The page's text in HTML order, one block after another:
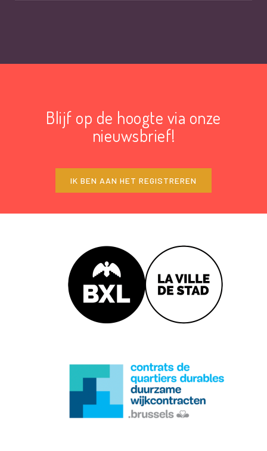
Blijf op de hoogte via onze
nieuwsbrief!
IK BEN AAN HET REGISTREREN